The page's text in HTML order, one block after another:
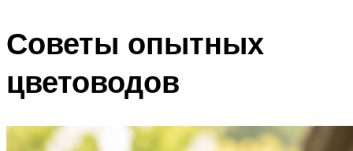
Советы опытных
цветоводов